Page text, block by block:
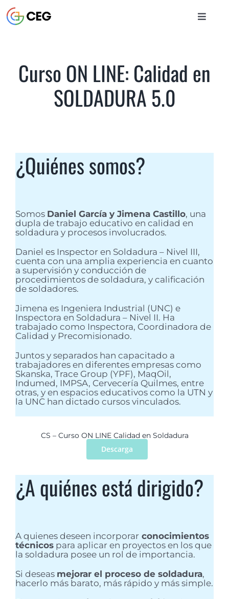
al
contenido
Toggle
CURSOS
CONTACTO
Curso ON LINE: Calidad en
SOLDADURA 5.0
¿Quiénes somos?
Somos Daniel García y Jimena Castillo, una
dupla de trabajo educativo en calidad en
soldadura y procesos involucrados.
Daniel es Inspector en Soldadura – Nivel III,
cuenta con una amplia experiencia en cuanto
a supervisión y conducción de
procedimientos de soldadura, y calificación
de soldadores.
Jimena es Ingeniera Industrial (UNC) e
Inspectora en Soldadura – Nivel II. Ha
trabajado como Inspectora, Coordinadora de
Calidad y Precomisionado.
Juntos y separados han capacitado a
trabajadores en diferentes empresas como
Skanska, Trace Group (YPF), MaqOil,
Indumed, IMPSA, Cervecería Quilmes, entre
otras, y en espacios educativos como la UTN y
la UNC han dictado cursos vinculados.
CS – Curso ON LINE Calidad en Soldadura
Descarga
¿A quiénes está dirigido?
A quienes deseen incorporarconocimientos
técnicospara aplicar en proyectos en los que
la soldadura posee un rol de importancia.
Si deseas mejorar el proceso de soldadura,
hacerlo más barato, más rápido y más simple.